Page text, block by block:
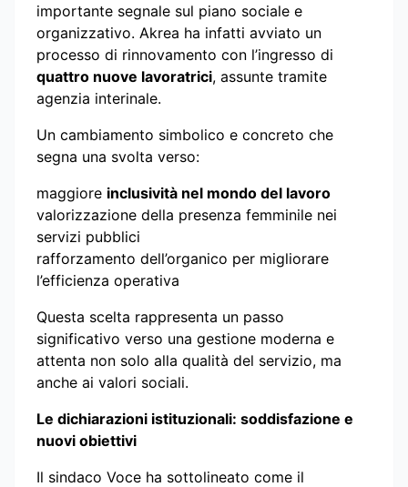
importante segnale sul piano sociale e
organizzativo. Akrea ha infatti avviato un
processo di rinnovamento con l’ingresso di
quattro nuove lavoratrici, assunte tramite
agenzia interinale.
Un cambiamento simbolico e concreto che
segna una svolta verso:
maggiore inclusività nel mondo del lavoro
valorizzazione della presenza femminile nei
servizi pubblici
rafforzamento dell’organico per migliorare
l’efficienza operativa
Questa scelta rappresenta un passo
significativo verso una gestione moderna e
attenta non solo alla qualità del servizio, ma
anche ai valori sociali.
Le dichiarazioni istituzionali: soddisfazione e
nuovi obiettivi
Il sindaco Voce ha sottolineato come il